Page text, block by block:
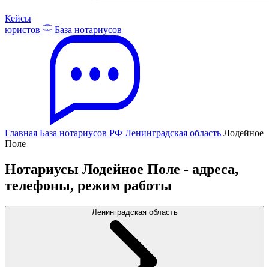
Кейсы
юристов
База нотариусов
Главная База нотариусов РФ Ленинградская область Лодейное
Поле
Нотариусы Лодейное Поле - адреса,
телефоны, режим работы
Ленинградская область